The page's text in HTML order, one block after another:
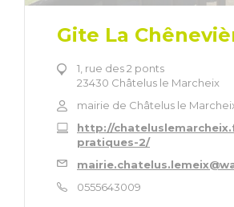
Gite La
1, rue des 2 ponts
23430 Châtelus le Marcheix
mairie de Châtelus le
http://
pratiques-2/
0555643009